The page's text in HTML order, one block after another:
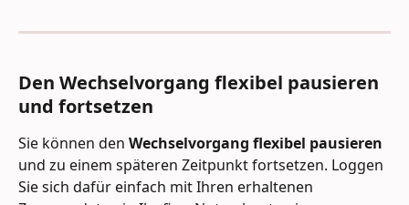
Den Wechselvorgang flexibel pausieren
und fortsetzen
Sie können den Wechselvorgang flexibel pausieren
und zu einem späteren Zeitpunkt fortsetzen. Loggen
Sie sich dafür einfach mit Ihren erhaltenen